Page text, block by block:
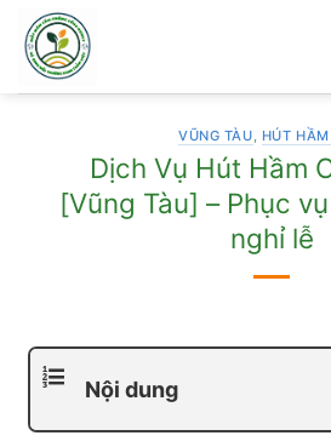
qua
dung
VŨNG TÀU, HÚT
Dịch Vụ Hút Hầm
[Vũng Tàu] – Phục
nghỉ lễ
Nội dung